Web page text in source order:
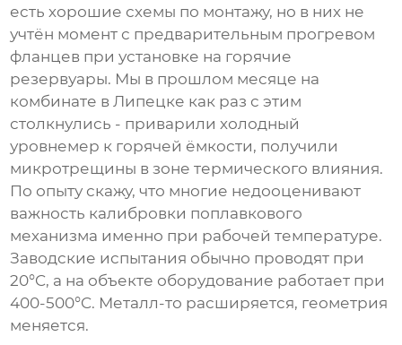
есть хорошие схемы по монтажу, но в них не
учтён момент с предварительным прогревом
фланцев при установке на горячие
резервуары. Мы в прошлом месяце на
комбинате в Липецке как раз с этим
столкнулись - приварили холодный
уровнемер к горячей ёмкости, получили
микротрещины в зоне термического влияния.
По опыту скажу, что многие недооценивают
важность калибровки поплавкового
механизма именно при рабочей температуре.
Заводские испытания обычно проводят при
20°C, а на объекте оборудование работает при
400-500°C. Металл-то расширяется, геометрия
меняется.